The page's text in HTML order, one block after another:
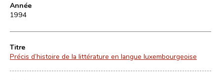
Année
1994
Titre
Précis d’histoire de la littérature en langue luxembourgeoise